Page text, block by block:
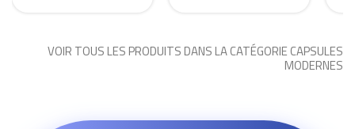
VOIR TOUS LES PRODUITS DANS LA CATÉGORIE CAPSULES
MODERNES